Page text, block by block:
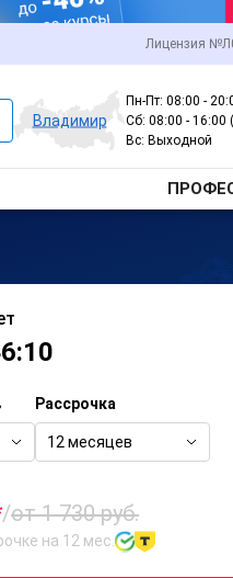
Лицензия
Владимир
Пн-Пт: 08:00 -
Сб: 08:00 - 16:00
Вс: Выходной
Рассрочка
12 месяцев
/от 1 730 руб.
на 12 мес.